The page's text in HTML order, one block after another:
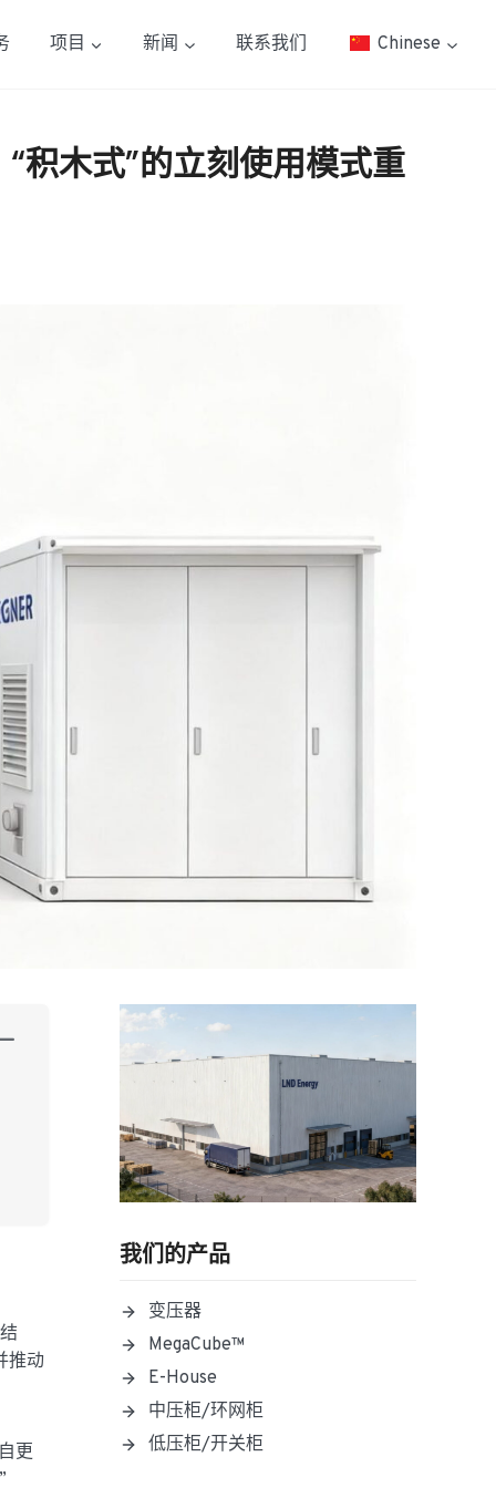
项目 新闻 联系我们 Chinese
木式”的立刻使用模式重
推动
更
我们的产品
变压器
MegaCube™
E-House
中压柜/环网柜
低压柜/开关柜